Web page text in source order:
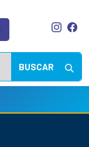
BUSCAR